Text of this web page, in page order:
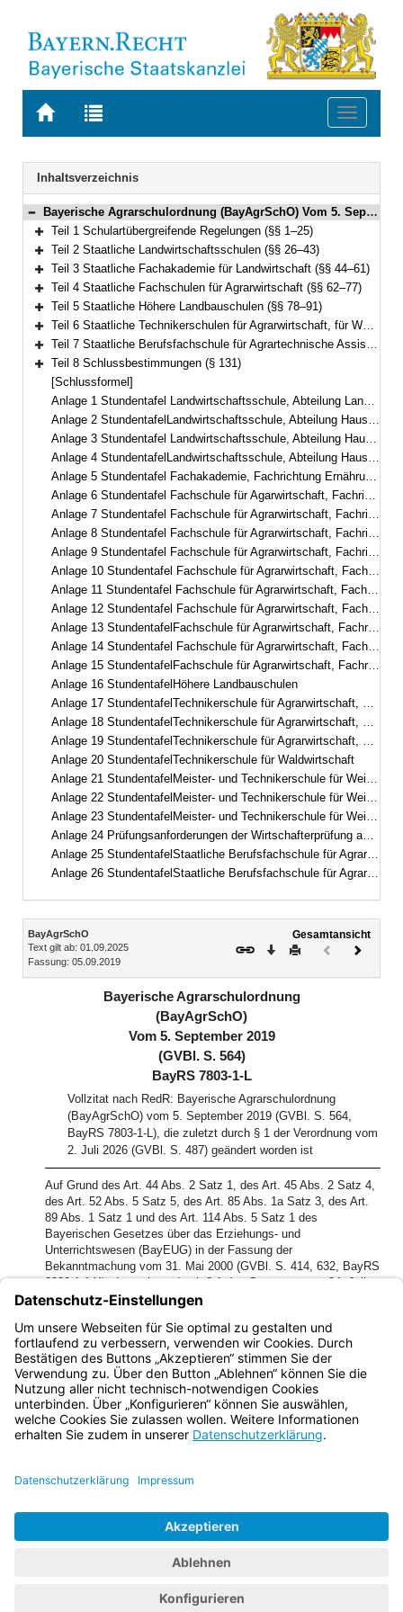
Zur
BAYERN.RECHT
Zur
letzten
Suche
Toggle
Navigation
Inhaltsverzeichnis
Bereich reduzieren
Bayerische Agrarschulordnung (BayAgrSchO) Vom 5. September 2019 (GVBl. S. 564) BayRS 7803-1-L (§§ 1–131)
Bereich erweitern
Teil 1 Schulartübergreifende Regelungen (§§ 1–25)
Bereich erweitern
Teil 2 Staatliche Landwirtschaftsschulen (§§ 26–43)
Bereich erweitern
Teil 3 Staatliche Fachakademie für Landwirtschaft (§§ 44–61)
Bereich erweitern
Teil 4 Staatliche Fachschulen für Agrarwirtschaft (§§ 62–77)
Bereich erweitern
Teil 5 Staatliche Höhere Landbauschulen (§§ 78–91)
Bereich erweitern
Teil 6 Staatliche Technikerschulen für Agrarwirtschaft, für Waldwirtschaft sowie Staatliche Meister- und Technikerschule für Weinbau und Gartenbau (§§ 92–113)
Bereich erweitern
Teil 7 Staatliche Berufsfachschule für Agrartechnische Assistentinnen und Assistenten (§§ 114–130)
Bereich erweitern
Teil 8 Schlussbestimmungen (§ 131)
[Schlussformel]
Anlage 1 Stundentafel Landwirtschaftsschule, Abteilung Landwirtschaft, dreisemestrig
Anlage 2 StundentafelLandwirtschaftsschule, Abteilung Hauswirtschaft, dreisemestrig in berufsbegleitender Teilzeitform– Fachschule für hauswirtschaftliche Betriebsführung –
Anlage 3 Stundentafel Landwirtschaftsschule, Abteilung Hauswirtschaft, zweisemestrig
Anlage 4 StundentafelLandwirtschaftsschule, Abteilung Hauswirtschaft, einsemestrig– Fachschule für Ernährung und Haushaltsführung –
Anlage 5 Stundentafel Fachakademie, Fachrichtung Ernährungs- und Versorgungsmanagement
Anlage 6 Stundentafel Fachschule für Agarwirtschaft, Fachrichtung Garten- und Landschaftsbau, zweisemestrig
Anlage 7 Stundentafel Fachschule für Agrarwirtschaft, Fachrichtung Garten- und Landschaftsbau, dreisemestrig
Anlage 8 Stundentafel Fachschule für Agrarwirtschaft, Fachrichtung Garten- und Landschaftsbau, Fachgebiet Management und Gestaltung
Anlage 9 Stundentafel Fachschule für Agrarwirtschaft, Fachrichtung Garten- und Landschaftsbau, zweisemestrig mit E-learning-Phasen
Anlage 10 Stundentafel Fachschule für Agrarwirtschaft, Fachrichtung Gartenbau, Fachgebiet Zierpflanzenbau/Management und Gestaltung
Anlage 11 Stundentafel Fachschule für Agrarwirtschaft, Fachrichtung Gartenbau, Fachgebiet Staudengärtnerei/Management und Gestaltung
Anlage 12 Stundentafel Fachschule für Agrarwirtschaft, Fachrichtung Gartenbau, Fachgebiet Gemüsebau
Anlage 13 StundentafelFachschule für Agrarwirtschaft, Fachrichtung ökologischer Landbau
Anlage 14 Stundentafel Fachschule für Agrarwirtschaft, Fachrichtung Milchwirtschaft und Molkereiwesen
Anlage 15 StundentafelFachschule für Agrarwirtschaft, Fachrichtung Milchwirtschaftliches Laborwesen
Anlage 16 StundentafelHöhere Landbauschulen
Anlage 17 StundentafelTechnikerschule für Agrarwirtschaft, Fachrichtung Landwirtschaft
Anlage 18 StundentafelTechnikerschule für Agrarwirtschaft, Fachrichtung Milchwirtschaft und Molkereiwesen
Anlage 19 StundentafelTechnikerschule für Agrarwirtschaft, Fachrichtung Ernährungs- und Versorgungsmanagement
Anlage 20 StundentafelTechnikerschule für Waldwirtschaft
Anlage 21 StundentafelMeister- und Technikerschule für Weinbau und Gartenbau, Fachrichtung Gartenbau Schwerpunkt Zierpflanzenbau und Baumschule
Anlage 22 StundentafelMeister- und Technikerschule für Weinbau und Gartenbau, Fachrichtung Garten- und Landschaftsbau
Anlage 23 StundentafelMeister- und Technikerschule für Weinbau und Gartenbau, Fachrichtung Weinbau und Oenologie
Anlage 24 Prüfungsanforderungen der Wirtschafterprüfung an der Meister- und Technikerschule für Weinbau und Gartenbau
Anlage 25 StundentafelStaatliche Berufsfachschule für Agrartechnische Assistentinnen und Assistenten, Fachrichtung Lebensmittel – Pflanze – Umwelt
Anlage 26 StundentafelStaatliche Berufsfachschule für Agrartechnische Assistentinnen und Assistenten, Fachrichtung Biotechnologie
Inhalt
BayAgrSchO
Text gilt ab: 01.09.2025
Fassung: 05.09.2019
Gesamtansicht
Download
DruckenVorheriges
(inaktiv)
Bayerische Agrarschulordnung
(BayAgrSchO)
Vom 5. September 2019
(GVBl. S. 564)
BayRS 7803-1-L
Vollzitat nach RedR: Bayerische Agrarschulordnung
(BayAgrSchO) vom 5. September 2019 (GVBl. S. 564,
BayRS 7803-1-L), die zuletzt durch § 1 der Verordnung vom
2. Juli 2026 (GVBl. S. 487) geändert worden ist
Auf Grund des Art. 44 Abs. 2 Satz 1, des Art. 45 Abs. 2 Satz 4,
des Art. 52 Abs. 5 Satz 5, des Art. 85 Abs. 1a Satz 3, des Art.
89 Abs. 1 Satz 1 und des Art. 114 Abs. 5 Satz 1 des
Bayerischen Gesetzes über das Erziehungs- und
Unterrichtswesen (BayEUG) in der Fassung der
Bekanntmachung vom 31. Mai 2000 (GVBl. S. 414, 632, BayRS
2230-1-1-K), das zuletzt durch § 1 des Gesetzes vom 24. Juli
2019 (GVBl. S. 398) und durch § 4 des Gesetzes vom 24. Juli
Bayerische Staatsministerium für Ernährung, Landwirtschaft und
Forsten:
Bayern.de
BayernPortal
Impressum